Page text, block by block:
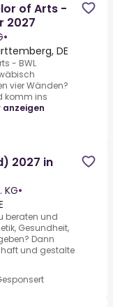
of Arts -
2027
•
DE
- BWL
vier Wänden?
komm ins
anzeigen
2027 in
•
beraten und
Gesundheit,
Dann
und gestalte